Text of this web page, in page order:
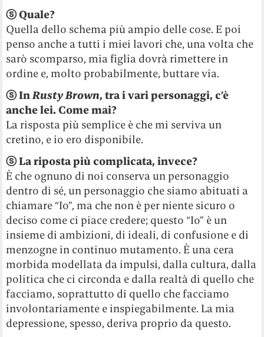
ⓢQuale?
Quella dello schema più ampio delle cose. E poi
penso anche a tutti i miei lavori che, una volta che
sarò scomparso, mia figlia dovrà rimettere in
ordine e, molto probabilmente, buttare via.
ⓢInRusty Brown, tra i vari personaggi, c’è
anche lei. Come mai?
La risposta più semplice è che mi serviva un
cretino, e io ero disponibile.
ⓢLa riposta più complicata, invece?
È che ognuno di noi conserva un personaggio
dentro di sé, un personaggio che siamo abituati a
chiamare “Io”, ma che non è per niente sicuro o
deciso come ci piace credere; questo “Io” è un
insieme di ambizioni, di ideali, di confusione e di
menzogne in continuo mutamento. È una cera
morbida modellata da impulsi, dalla cultura, dalla
politica che ci circonda e dalla realtà di quello che
facciamo, soprattutto di quello che facciamo
involontariamente e inspiegabilmente. La mia
depressione, spesso, deriva proprio da questo.